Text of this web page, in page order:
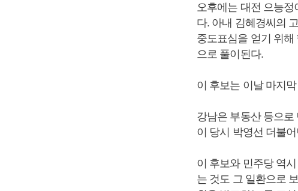
오후에는 대전 으능
다. 아내 김혜경씨의
중도표심을 얻기 위해
으로 풀이된다.
이 후보는 이날 마지
강남은 부동산 등으
이 당시 박영선 더불
이 후보와 민주당 역
는 것도 그 일환으로